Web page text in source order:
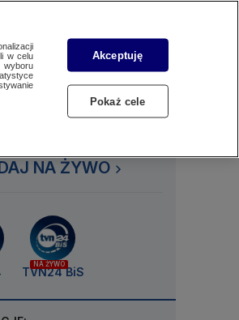
SzukajZaloguj się
CzytajSłuchaj
NA ŻYWO
NA ŻYWO
TVN24 BiS
w celu
Akceptuję
Pokaż cele